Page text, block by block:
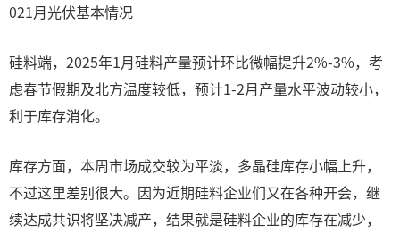
021月光伏基本情况
硅料端，2025年1月硅料产量预计环比微幅提升2%-3%，考
虑春节假期及北方温度较低，预计1-2月产量水平波动较小，
利于库存消化。
库存方面，本周市场成交较为平淡，多晶硅库存小幅上升，
不过这里差别很大。因为近期硅料企业们又在各种开会，继
续达成共识将坚决减产，结果就是硅料企业的库存在减少，